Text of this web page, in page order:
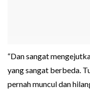
“Dan sangat
yang sangat berbeda.
pernah muncul dan